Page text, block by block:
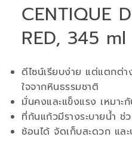
CENTIQUE
RED, 345 ml
ดีไซน์เรียบง่าย แต่แตกต่
ใจจากหินธรรมชาติ
มั่นคงและแข็งแรง เหมาะ
ที่ก้นแก้วมีรางระบายน้ำ ช่
ซ้อนได้ จัดเก็บสะดวก แล